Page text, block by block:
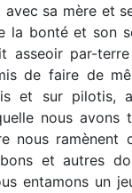
sa mère et
la bonté et son
asseoir par-
de faire de
et sur pilotis,
nous avons
nous ramènent
et autres
entamons un